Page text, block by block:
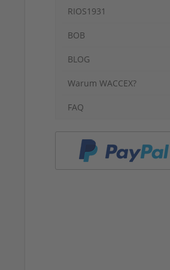
RIOS1931
BOB
BLOG
Warum WACCEX?
FAQ